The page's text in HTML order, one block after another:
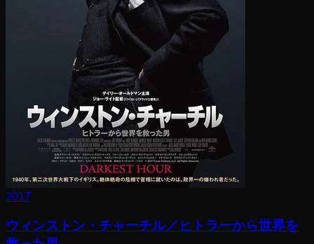
2017
ウィンストン・チャーチル／ヒトラーから世界を